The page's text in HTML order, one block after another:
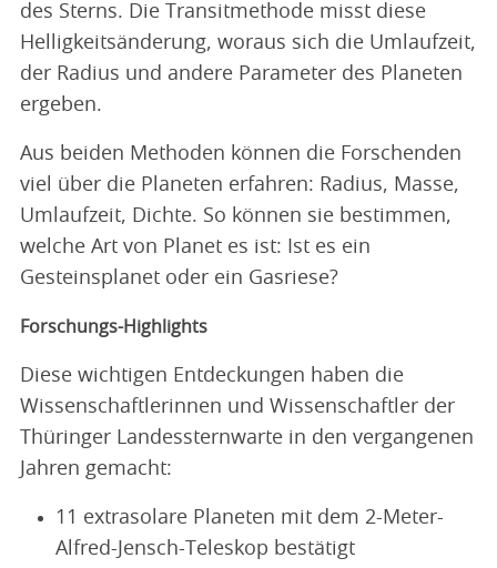
des Sterns. Die Transitmethode misst diese
Helligkeitsänderung, woraus sich die Umlaufzeit,
der Radius und andere Parameter des Planeten
ergeben.
Aus beiden Methoden können die Forschenden
viel über die Planeten erfahren: Radius, Masse,
Umlaufzeit, Dichte. So können sie bestimmen,
welche Art von Planet es ist: Ist es ein
Gesteinsplanet oder ein Gasriese?
Forschungs-Highlights
Diese wichtigen Entdeckungen haben die
Wissenschaftlerinnen und Wissenschaftler der
Thüringer Landessternwarte in den vergangenen
Jahren gemacht:
11 extrasolare Planeten mit dem 2-Meter-
Alfred-Jensch-Teleskop bestätigt